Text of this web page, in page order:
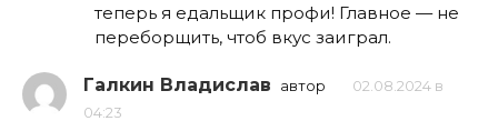
теперь я едальщик профи! Главное — не
переборщить, чтоб вкус заиграл.
Галкин Владислав автор
02.08.2024 в
04:23